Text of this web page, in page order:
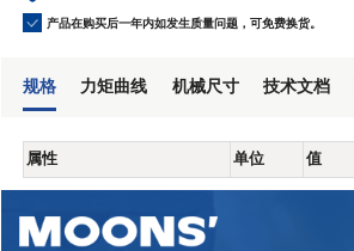
产品在购买后一年内如发生质量问题，可免费换货。
规格 力矩曲线 机械尺寸 技术文档
属性 单位 值